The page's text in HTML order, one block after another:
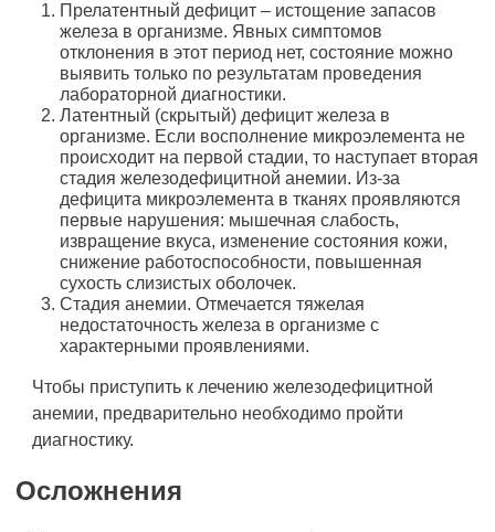
Прелатентный дефицит – истощение запасов
железа в организме. Явных симптомов
отклонения в этот период нет, состояние можно
выявить только по результатам проведения
лабораторной диагностики.
Латентный (скрытый) дефицит железа в
организме. Если восполнение микроэлемента не
происходит на первой стадии, то наступает вторая
стадия железодефицитной анемии. Из-за
дефицита микроэлемента в тканях проявляются
первые нарушения: мышечная слабость,
извращение вкуса, изменение состояния кожи,
снижение работоспособности, повышенная
сухость слизистых оболочек.
Стадия анемии. Отмечается тяжелая
недостаточность железа в организме с
характерными проявлениями.
Чтобы приступить к лечению железодефицитной
анемии, предварительно необходимо пройти
диагностику.
Осложнения